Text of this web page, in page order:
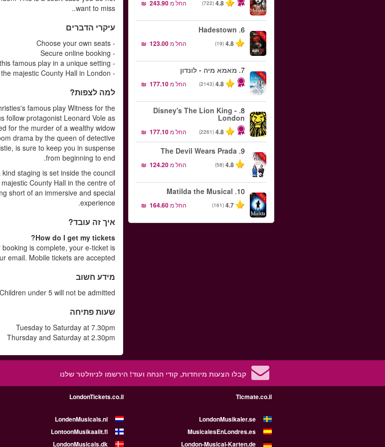
4.8
(722) החל מ‏243.90 ‏ ₪
-50%
6.
Hadestown
4.8
(19) החל מ‏123.00 ‏ ₪
-40%
7. מאמא מיה - לונדון
4.8
(2143) החל מ‏177.10 ‏ ₪
8.
Disney's The Lion King -
London
4.8
(2261) החל מ‏177.10 ‏ ₪
-50%
9.
The Devil Wears Prada
4.8
(58) החל מ‏124.20 ‏ ₪
-50%
10.
Matilda the Musical
4.7
(161) החל מ‏164.60 ‏ ₪
want to miss..
עיקרי הדברים
- Choose your own seats
- Secure online booking
- Enjoy this famous play in a unique setting
- Experience the majestic County Hall in London
למה לצפות?
famous play Witness for the
follow protagonist Leonard Vole as
for the murder of a wealthy widow.
drama by the queen of detective
is sure to keep you in suspense
from beginning to end.
staging is set inside the council
County Hall in the centre of
short of an immersive and special
experience.
איך זה עובד?
How do I get my tickets?
is complete, your e-ticket is
email. Mobile tickets are accepted.
מידע חשוב
Children under 5 will not be admitted
שעות פתיחה
Tuesday to Saturday at 7.30pm
Thursday and Saturday at 2.30pm
קבלו הצעות מיוחדות, קודי הנחה ועוד! הירשמו לניוזלטר שלנו
Ticmate.co.il
LondonTickets.co.il
LondonMusikaler.se
LondenMusicals.nl
MusicalesEnLondres.es
LontoonMusikaalit.fi
London-Musical-Karten.de
LondonMusicals.dk